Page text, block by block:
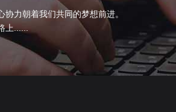
力朝着我们共同的梦想前进。
上......